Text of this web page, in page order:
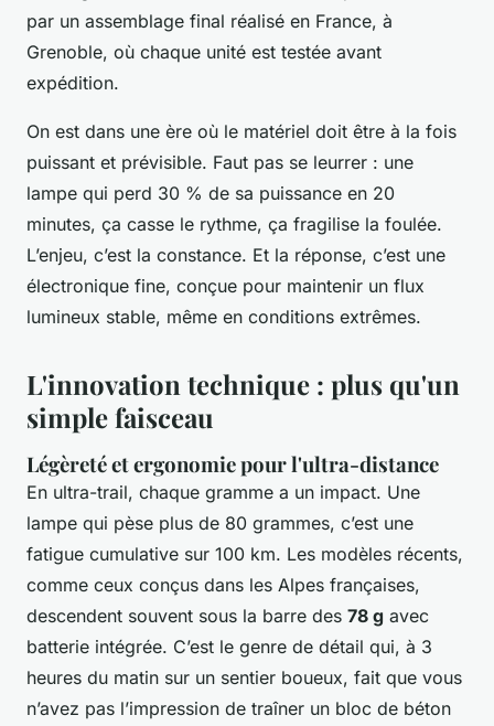
par un assemblage final réalisé en France, à
Grenoble, où chaque unité est testée avant
expédition.
On est dans une ère où le matériel doit être à la fois
puissant et prévisible. Faut pas se leurrer : une
lampe qui perd 30 % de sa puissance en 20
minutes, ça casse le rythme, ça fragilise la foulée.
L’enjeu, c’est la constance. Et la réponse, c’est une
électronique fine, conçue pour maintenir un flux
lumineux stable, même en conditions extrêmes.
L'innovation technique : plus qu'un
simple faisceau
Légèreté et ergonomie pour l'ultra-distance
En ultra-trail, chaque gramme a un impact. Une
lampe qui pèse plus de 80 grammes, c’est une
fatigue cumulative sur 100 km. Les modèles récents,
comme ceux conçus dans les Alpes françaises,
descendent souvent sous la barre des 78 g avec
batterie intégrée. C’est le genre de détail qui, à 3
heures du matin sur un sentier boueux, fait que vous
n’avez pas l’impression de traîner un bloc de béton